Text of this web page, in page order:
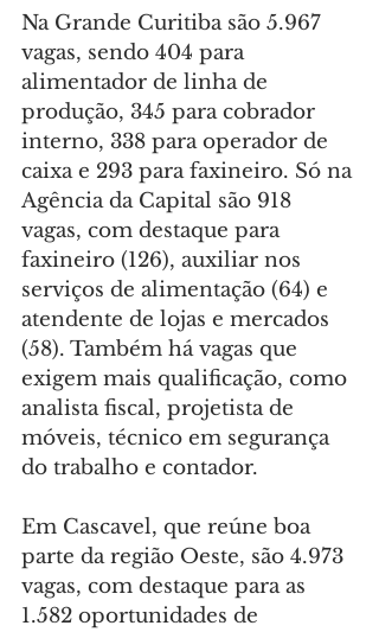
Na Grande Curitiba são 5.967
vagas, sendo 404 para
alimentador de linha de
produção, 345 para cobrador
interno, 338 para operador de
caixa e 293 para faxineiro. Só na
Agência da Capital são 918
vagas, com destaque para
faxineiro (126), auxiliar nos
serviços de alimentação (64) e
atendente de lojas e mercados
(58). Também há vagas que
exigem mais qualificação, como
analista fiscal, projetista de
móveis, técnico em segurança
do trabalho e contador.
Em Cascavel, que reúne boa
parte da região Oeste, são 4.973
vagas, com destaque para as
1.582 oportunidades de